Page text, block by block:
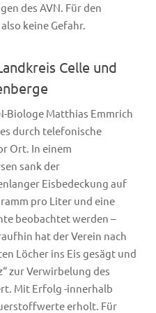
des AVN. Für den
keine Gefahr.
Celle und
Biologe Matthias Emmrich
durch telefonische
Ort. In einem
sank der
Eisbedeckung auf
pro Liter und eine
beobachtet werden –
hat der Verein nach
Löcher ins Eis gesägt und
zur Verwirbelung des
Mit Erfolg -innerhalb
erholt. Für